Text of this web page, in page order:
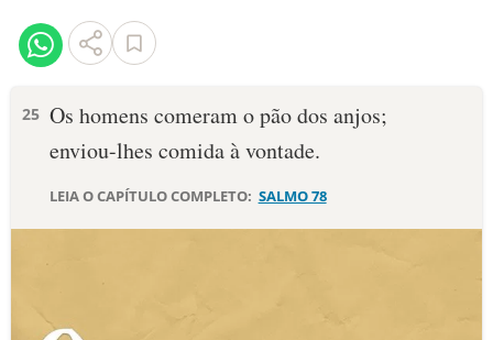
VERSÍCULOS
PALAVRA DO DIA
DEVOCIONAL DIÁRIO
10 MANDAMENTOS
25 Os homens comeram o pão dos anjos;
enviou-lhes comida à vontade.
LEIA O CAPÍTULO COMPLETO: SALMO 78